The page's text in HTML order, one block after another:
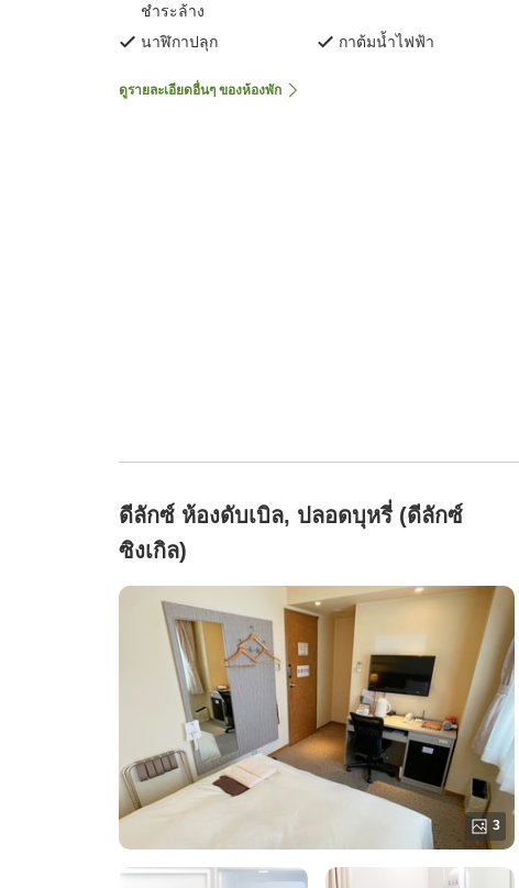
ชำระล้าง
นาฬิกาปลุก กาต้มน้ำไฟฟ้า
ดูรายละเอียดอื่นๆ ของห้องพัก
ดีลักซ์ ห้องดับเบิล, ปลอดบุหรี่ (ดีลักซ์
ซิงเกิล)
3